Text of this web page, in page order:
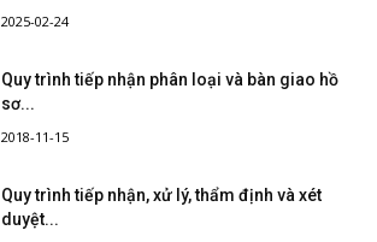
2025-02-24
Quy trình tiếp nhận phân loại và bàn giao hồ
sơ...
2018-11-15
Quy trình tiếp nhận, xử lý, thẩm định và xét
duyệt...